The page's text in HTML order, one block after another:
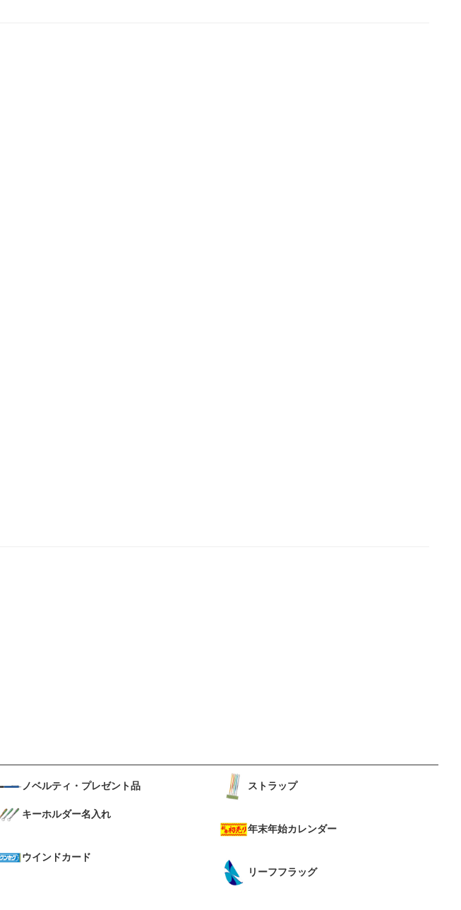
ノベルティ・プレゼント品
キーホルダー名入れ
ウインドカード
ストラップ
年末年始カレンダー
リーフフラッグ